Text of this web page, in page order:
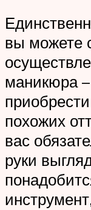
вы можете
маникюра
похожих
вас
руки